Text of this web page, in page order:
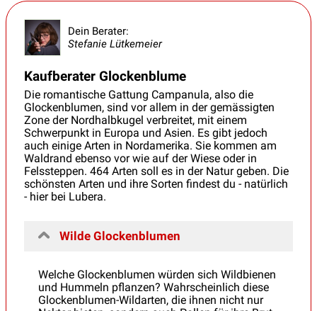
Dein Berater:
Stefanie Lütkemeier
Kaufberater Glockenblume
Die romantische Gattung Campanula, also die
Glockenblumen, sind vor allem in der gemässigten
Zone der Nordhalbkugel verbreitet, mit einem
Schwerpunkt in Europa und Asien. Es gibt jedoch
auch einige Arten in Nordamerika. Sie kommen am
Waldrand ebenso vor wie auf der Wiese oder in
Felssteppen. 464 Arten soll es in der Natur geben. Die
schönsten Arten und ihre Sorten findest du - natürlich
- hier bei Lubera.
Wilde Glockenblumen
Welche Glockenblumen würden sich Wildbienen
und Hummeln pflanzen? Wahrscheinlich diese
Glockenblumen-Wildarten, die ihnen nicht nur